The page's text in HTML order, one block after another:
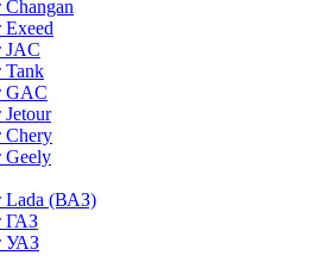
JAC
Tank
GAC
Chery
Geely
Lada (ВАЗ)
ГАЗ
УАЗ